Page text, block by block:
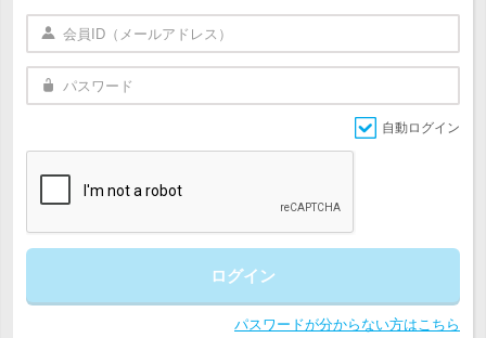
自動ログイン
ログイン
パスワードが分からない方はこちら